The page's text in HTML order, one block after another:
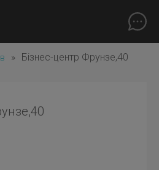
» Бізнес-центр Фрунзе,40